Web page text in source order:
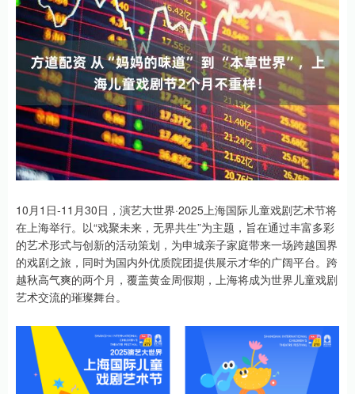
10月1日-11月30日，演艺大世界·2025上海国际儿童戏剧艺术节将
在上海举行。以“戏聚未来，无界共生”为主题，旨在通过丰富多彩
的艺术形式与创新的活动策划，为申城亲子家庭带来一场跨越国界
的戏剧之旅，同时为国内外优质院团提供展示才华的广阔平台。跨
越秋高气爽的两个月，覆盖黄金周假期，上海将成为世界儿童戏剧
艺术交流的璀璨舞台。